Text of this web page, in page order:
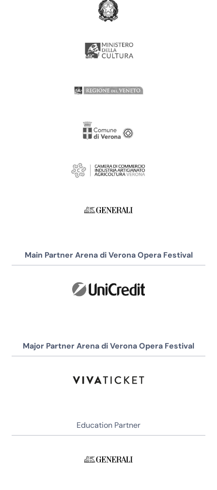
Main Partner Arena di Verona Opera Festival
Major Partner Arena di Verona Opera Festival
Education Partner